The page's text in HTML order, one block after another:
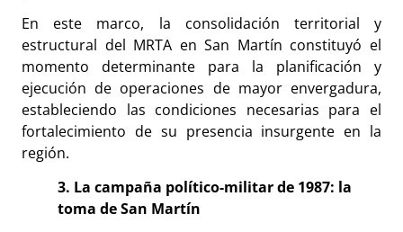
En este marco, la consolidación territorial y
estructural del MRTA en San Martín constituyó el
momento determinante para la planificación y
ejecución de operaciones de mayor envergadura,
estableciendo las condiciones necesarias para el
fortalecimiento de su presencia insurgente en la
región.
3. La campaña político-militar de 1987: la
toma de San Martín